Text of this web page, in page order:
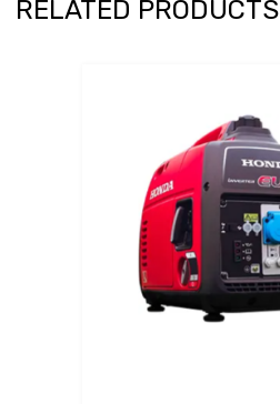
RELATED PRODUCTS